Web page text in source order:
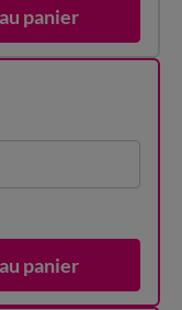
panier
panier